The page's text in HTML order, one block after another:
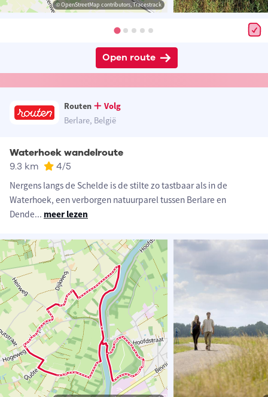
© OpenStreetMap contributors, Tracestrack
Open route
Routen
Volg
Berlare, België
Waterhoek wandelroute
9.3 km 4/5
Nergens langs de Schelde is de stilte zo tastbaar als in de
Waterhoek, een verborgen natuurparel tussen Berlare en
Dende... meer lezen